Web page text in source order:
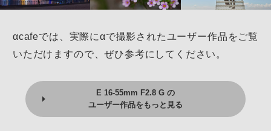
αcafeでは、実際にαで撮影されたユーザー作品をご覧
いただけますので、ぜひ参考にしてください。
E 16-55mm F2.8 G の
ユーザー作品をもっと見る